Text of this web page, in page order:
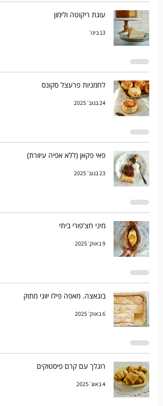
עוגת ריקוטה ולימון
13 בינו׳
לחמניות פרעצל סקונס
24 בנוב׳ 2025
פאי פקאן (ללא אפיה עיוורת)
23 בנוב׳ 2025
מיני חצ'פורי ביתי
9 באוק׳ 2025
בוגאצה. מאפה פילו יווני מתוק
6 באוק׳ 2025
רוגלך עם קרם פיסטוקים
4 באוג׳ 2025